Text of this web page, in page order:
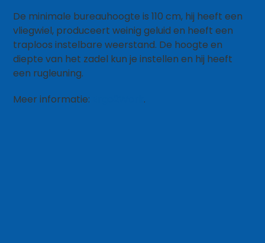
De minimale bureauhoogte is 110 cm, hij heeft een
vliegwiel, produceert weinig geluid en heeft een
traploos instelbare weerstand. De hoogte en
diepte van het zadel kun je instellen en hij heeft
een rugleuning.
Meer informatie:
.